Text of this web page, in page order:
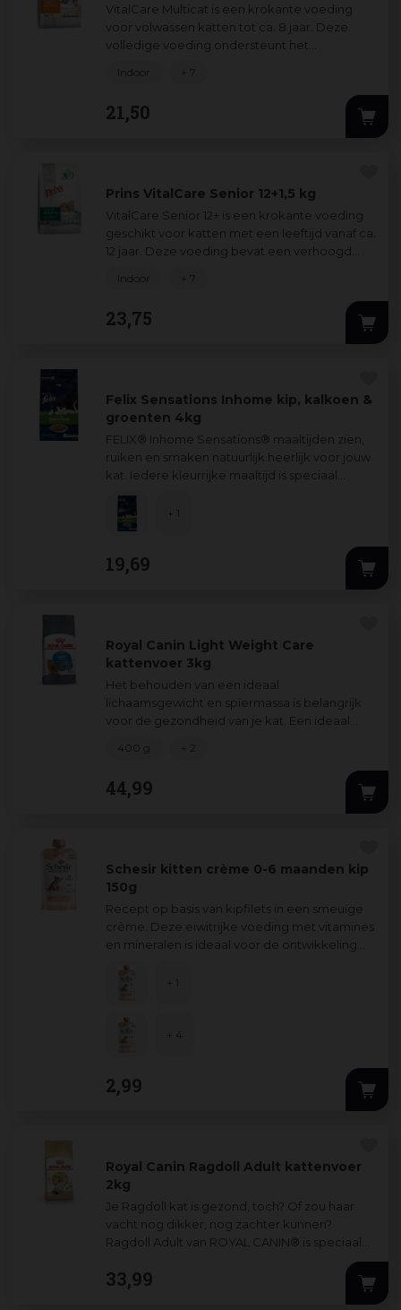
VitalCare Multicat is een krokante voeding
voor volwassen katten tot ca. 8 jaar. Deze
volledige voeding ondersteunt het
glanzende va
21,50
Indoor + 7
Prins VitalCare Senior 12+1,5 kg
VitalCare Senior 12+ is een krokante voeding
geschikt voor katten met een leeftijd vanaf ca.
12 jaar. Deze voeding bevat een verhoogd
23,75
Indoor + 7
Felix Sensations Inhome kip, kalkoen &
groenten 4kg
FELIX® Inhome Sensations® maaltijden zien,
ruiken en smaken natuurlijk heerlijk voor jouw
kat. Iedere kleurrijke maaltijd is speciaal
ontwikkeld voor katten die voornam
19,69
+ 1
Royal Canin Light Weight Care
kattenvoer 3kg
Het behouden van een ideaal
lichaamsgewicht en spiermassa is belangrijk
voor de gezondheid van je kat. Een ideaal
spiermassa, belan
44,99
400 g + 2
Schesir kitten crème 0-6 maanden kip
150g
Recept op basis van kipfilets in een smeuïge
crème. Deze eiwitrijke voeding met vitamines
en mineralen is ideaal voor de ontwikkeling
2,99
+ 1
+ 4
Royal Canin Ragdoll Adult kattenvoer
2kg
Je Ragdoll kat is gezond, toch? Of zou haar
vacht nog dikker, nog zachter kunnen?
Ragdoll Adult van ROYAL CANIN® is speciaal
ontwikkeld om een gezonde huid en vacht
te...
33,99